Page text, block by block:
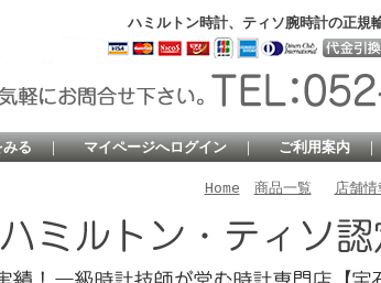
ハミルトン時計、ティソ腕時計の正規
る ｜ マイページへログイン ｜ ご利用案内
Home 商品一覧 店舗情